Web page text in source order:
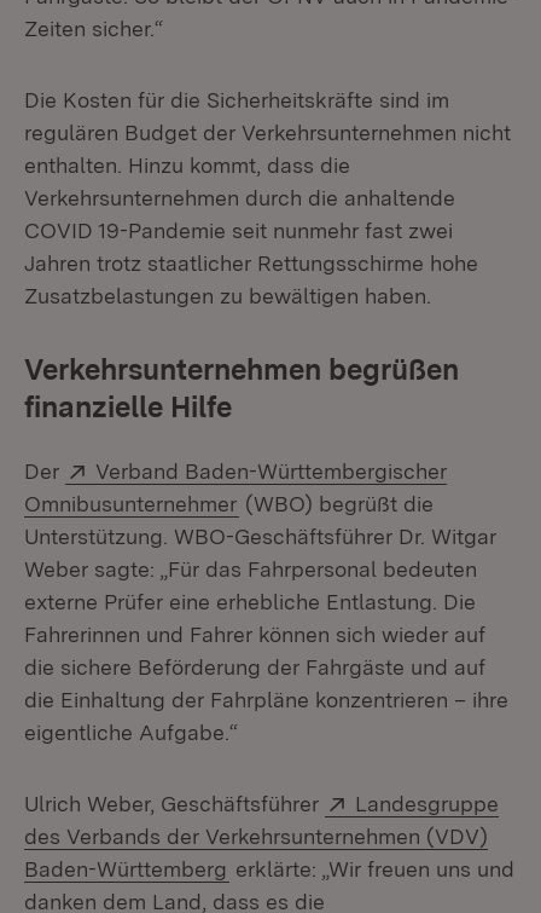
Zeiten sicher.“
Die Kosten für die Sicherheitskräfte sind im
regulären Budget der Verkehrsunternehmen nicht
enthalten. Hinzu kommt, dass die
Verkehrsunternehmen durch die anhaltende
COVID 19-Pandemie seit nunmehr fast zwei
Jahren trotz staatlicher Rettungsschirme hohe
Zusatzbelastungen zu bewältigen haben.
Verkehrsunternehmen begrüßen
finanzielle Hilfe
Der Extern:
Verband Baden-Württembergischer
Omnibusunternehmer (Öffnet in neuem Fenster)
(WBO) begrüßt die
Unterstützung. WBO-Geschäftsführer Dr. Witgar
Weber sagte: „Für das Fahrpersonal bedeuten
externe Prüfer eine erhebliche Entlastung. Die
Fahrerinnen und Fahrer können sich wieder auf
die sichere Beförderung der Fahrgäste und auf
die Einhaltung der Fahrpläne konzentrieren – ihre
eigentliche Aufgabe.“
Ulrich Weber, Geschäftsführer Extern:
Landesgruppe
des Verbands der Verkehrsunternehmen (VDV)
Baden-Württemberg (Öffnet in neuem Fenster)
erklärte: „Wir freuen uns und
danken dem Land, dass es die